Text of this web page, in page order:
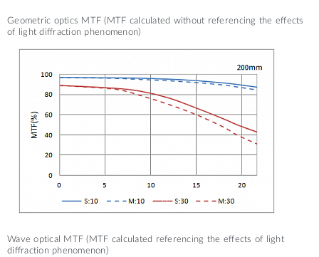
Geometric optics MTF (MTF calculated without referencing the effects
of light diffraction phenomenon)
WIDE
Wave optical MTF (MTF calculated referencing the effects of light
diffraction phenomenon)